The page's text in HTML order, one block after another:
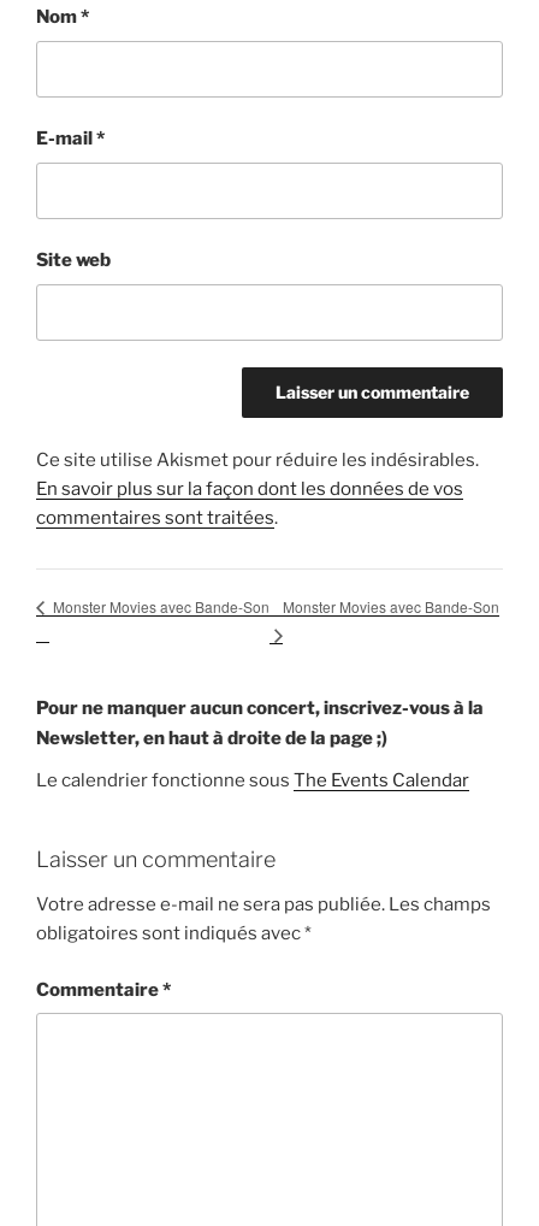
Nom*
E-mail*
Site web
Ce site utilise Akismet pour réduire les indésirables.
En savoir plus sur la façon dont les données de vos
commentaires sont traitées.
Monster Movies avec Bande-Son Monster Movies avec Bande-Son
Pour ne manquer aucun concert, inscrivez-vous à la
Newsletter, en haut à droite de la page ;)
Le calendrier fonctionne sous The Events Calendar
Laisser un commentaire
Votre adresse e-mail ne sera pas publiée. Les champs
obligatoires sont indiqués avec*
Commentaire*